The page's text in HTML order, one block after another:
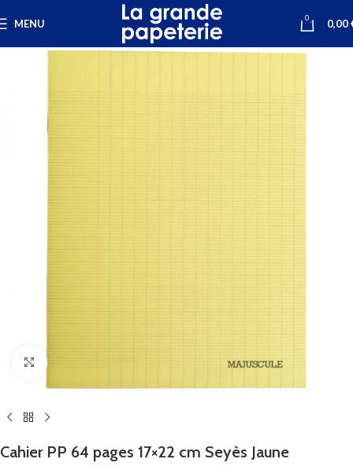
MENU 0 0,00
Cliquez pour agrandir
Cahier PP 64 pages 17×22 cm Seyès Jaune